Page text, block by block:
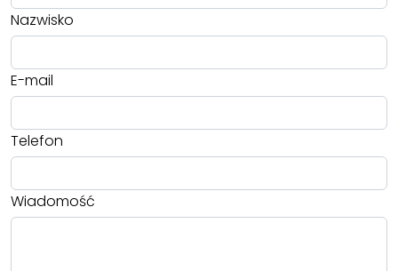
Nazwisko
E-mail
Telefon
Wiadomość